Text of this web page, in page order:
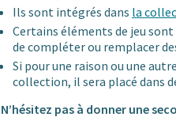
Ils sont intégrés dans la
Certains éléments de jeu
de compléter ou remplacer
Si pour une raison ou une
collection, il sera placé dans
N’hésitez pas à donner une